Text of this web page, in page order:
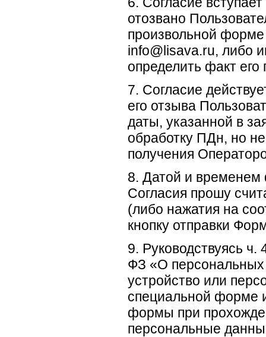
отозвано
произвольной
info@lisava.ru, либо
определить факт
7. Согласие
его отзыва
даты, указанной в
обработку ПДн, но
получения
8. Датой и временем
Согласия прошу
(либо нажатия на
кнопку отправки
9. Руководствуясь
ФЗ «О
устройство или
специальной форме
формы при
персональные